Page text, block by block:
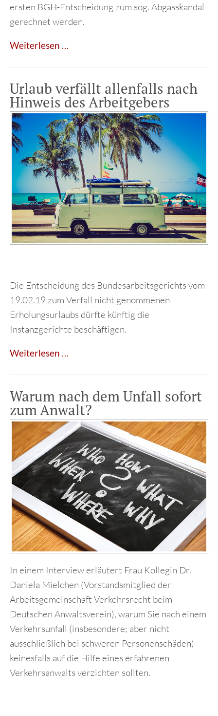
ersten BGH-Entscheidung zum sog. Abgasskandal
gerechnet werden.
Weiterlesen …
dem
Weg
zum
BGH
Urlaub verfällt allenfalls nach
Hinweis des Arbeitgebers
Die Entscheidung des Bundesarbeitsgerichts vom
19.02.19 zum Verfall nicht genommenen
Erholungsurlaubs dürfte künftig die
Instanzgerichte beschäftigen.
Weiterlesen …
nach
Hinweis
des
Arbeitgebers
Warum nach dem Unfall sofort
zum Anwalt?
In einem Interview erläutert Frau Kollegin Dr.
Daniela Mielchen (Vorstandsmitglied der
Arbeitsgemeinschaft Verkehrsrecht beim
Deutschen Anwaltsverein), warum Sie nach einem
Verkehrsunfall (insbesondere; aber nicht
ausschließlich bei schweren Personenschäden)
keinesfalls auf die Hilfe eines erfahrenen
Verkehrsanwalts verzichten sollten.